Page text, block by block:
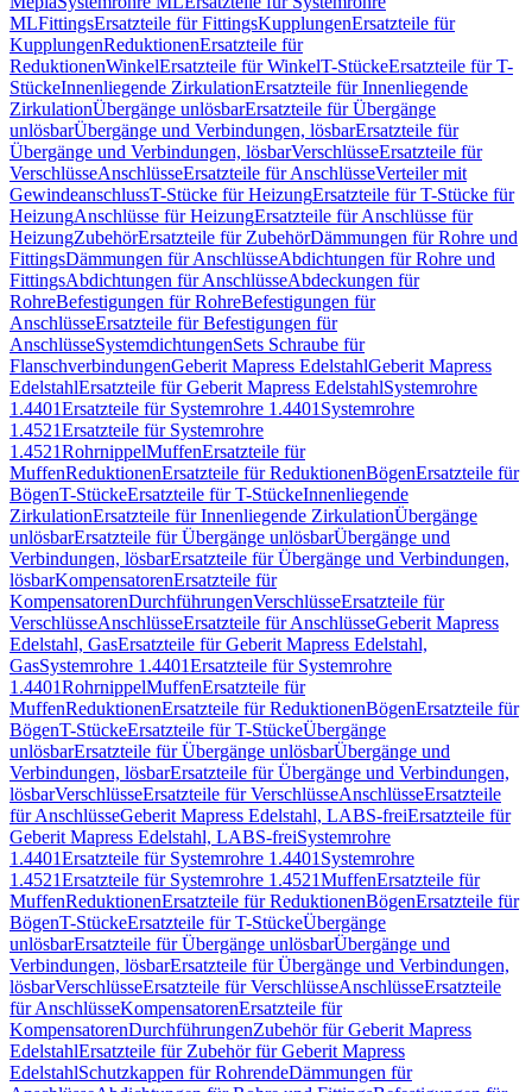
MLFittingsErsatzteile für FittingsKupplungenErsatzteile für
KupplungenReduktionenErsatzteile für
ReduktionenWinkelErsatzteile für WinkelT-StückeErsatzteile für T-
StückeInnenliegende ZirkulationErsatzteile für Innenliegende
ZirkulationÜbergänge unlösbarErsatzteile für Übergänge
unlösbarÜbergänge und Verbindungen, lösbarErsatzteile für
Übergänge und Verbindungen, lösbarVerschlüsseErsatzteile für
VerschlüsseAnschlüsseErsatzteile für AnschlüsseVerteiler mit
GewindeanschlussT-Stücke für HeizungErsatzteile für T-Stücke für
HeizungAnschlüsse für HeizungErsatzteile für Anschlüsse für
HeizungZubehörErsatzteile für ZubehörDämmungen für Rohre und
FittingsDämmungen für AnschlüsseAbdichtungen für Rohre und
FittingsAbdichtungen für AnschlüsseAbdeckungen für
RohreBefestigungen für RohreBefestigungen für
AnschlüsseErsatzteile für Befestigungen für
AnschlüsseSystemdichtungenSets Schraube für
FlanschverbindungenGeberit Mapress EdelstahlGeberit Mapress
EdelstahlErsatzteile für Geberit Mapress EdelstahlSystemrohre
1.4401Ersatzteile für Systemrohre 1.4401 Systemrohre
1.4521Ersatzteile für Systemrohre
1.4521RohrnippelMuffenErsatzteile für
MuffenReduktionenErsatzteile für ReduktionenBögenErsatzteile für
BögenT-StückeErsatzteile für T-StückeInnenliegende
ZirkulationErsatzteile für Innenliegende ZirkulationÜbergänge
unlösbarErsatzteile für Übergänge unlösbarÜbergänge und
Verbindungen, lösbarErsatzteile für Übergänge und Verbindungen,
lösbarKompensatorenErsatzteile für
KompensatorenDurchführungenVerschlüsseErsatzteile für
VerschlüsseAnschlüsseErsatzteile für AnschlüsseGeberit Mapress
Edelstahl, GasErsatzteile für Geberit Mapress Edelstahl,
GasSystemrohre 1.4401Ersatzteile für Systemrohre
1.4401RohrnippelMuffenErsatzteile für
MuffenReduktionenErsatzteile für ReduktionenBögenErsatzteile für
BögenT-StückeErsatzteile für T-StückeÜbergänge
unlösbarErsatzteile für Übergänge unlösbarÜbergänge und
Verbindungen, lösbarErsatzteile für Übergänge und Verbindungen,
lösbarVerschlüsseErsatzteile für VerschlüsseAnschlüsseErsatzteile
für AnschlüsseGeberit Mapress Edelstahl, LABS-freiErsatzteile für
Geberit Mapress Edelstahl, LABS-freiSystemrohre
1.4401Ersatzteile für Systemrohre 1.4401 Systemrohre
1.4521Ersatzteile für Systemrohre 1.4521MuffenErsatzteile für
MuffenReduktionenErsatzteile für ReduktionenBögenErsatzteile für
BögenT-StückeErsatzteile für T-StückeÜbergänge
unlösbarErsatzteile für Übergänge unlösbarÜbergänge und
Verbindungen, lösbarErsatzteile für Übergänge und Verbindungen,
lösbarVerschlüsseErsatzteile für VerschlüsseAnschlüsseErsatzteile
für AnschlüsseKompensatorenErsatzteile für
KompensatorenDurchführungenZubehör für Geberit Mapress
EdelstahlErsatzteile für Zubehör für Geberit Mapress
EdelstahlSchutzkappen für RohrendeDämmungen für